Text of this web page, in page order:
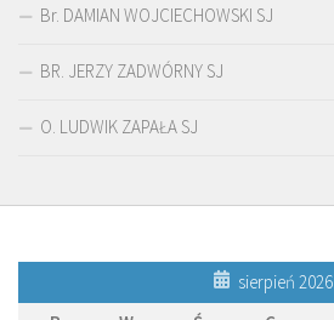
Br. DAMIAN WOJCIECHOWSKI SJ
BR. JERZY ZADWÓRNY SJ
O. LUDWIK ZAPAŁA SJ
sierpień 2026